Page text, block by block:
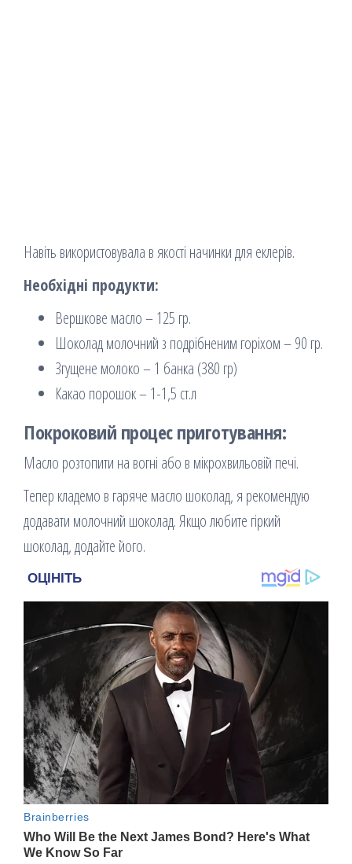
Навіть використовувала в якості начинки для еклерів.
Необхідні продукти:
Вершкове масло – 125 гр.
Шоколад молочний з подрібненим горіхом – 90 гр.
Згущене молоко – 1 банка (380 гр)
Какао порошок – 1-1,5 ст.л
Покроковий процес приготування:
Масло розтопити на вогні або в мікрохвильовій печі.
Тепер кладемо в гаряче масло шоколад, я рекомендую
додавати молочний шоколад. Якщо любите гіркий
шоколад, додайте його.